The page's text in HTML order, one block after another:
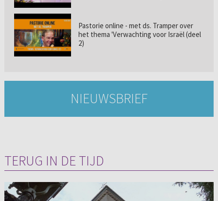
Pastorie online - met ds. Tramper over
het thema 'Verwachting voor Israël (deel
2)
NIEUWSBRIEF
TERUG IN DE TIJD